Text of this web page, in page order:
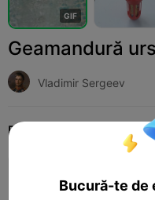
GIF
Geamandură urs
Vladimir Sergeev
Print Settings Adaugă
 Adaugă
Bucură-te de